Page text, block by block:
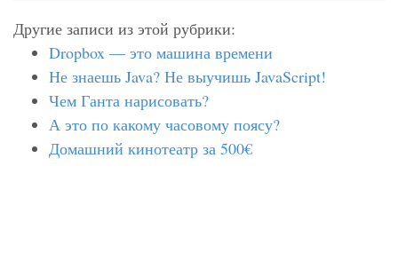
Другие записи из этой рубрики:
Dropbox — это машина времени
Не знаешь Java? Не выучишь JavaScript!
Чем Ганта нарисовать?
А это по какому часовому поясу?
Домашний кинотеатр за 500€